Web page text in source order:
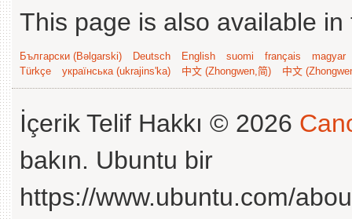
This page is also available
Български (Bəlgarski) Deutsch English suomi français
magyar
Türkçe
українська (ukrajins'ka) 中文 (Zhongwen,简) 中文
İçerik Telif Hakkı © 2026
bakın. Ubuntu bir
https://www.ubuntu.com/